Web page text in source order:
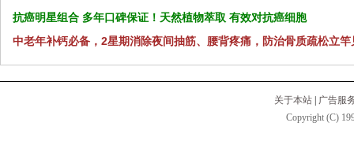
抗癌明星组合 多年口碑保证！天然植物萃取 有效对抗癌细胞
中老年补钙必备，2星期消除夜间抽筋、腰背疼痛，防治骨质疏松立竿
关于本站
广告服
Copyright (C)